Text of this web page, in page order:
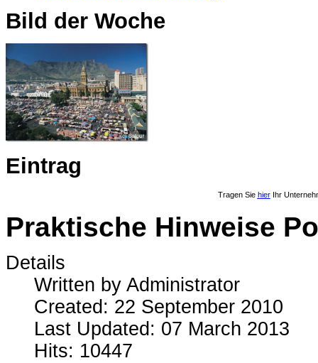
Bild der Woche
Eintrag
Tragen Sie hierIhr
Praktische Hinweise
Details
Written by Administrator
Created: 22 September 2010
Last Updated: 07 March 2013
Hits: 10447